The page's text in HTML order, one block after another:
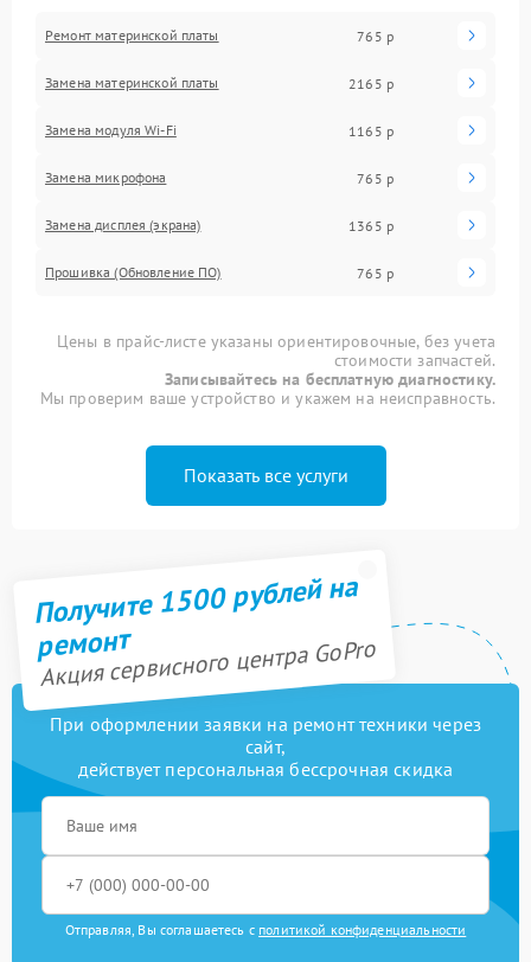
Ремонт материнской платы 765 р
Замена материнской платы 2165 р
Замена модуля Wi-Fi 1165 р
Замена микрофона 765 р
Замена дисплея (экрана) 1365 р
Прошивка (Обновление ПО) 765 р
Цены в прайс-листе указаны ориентировочные, без учета
стоимости запчастей.
Записывайтесь на бесплатную диагностику.
Мы проверим ваше устройство и укажем на неисправность.
Показать все услуги
Получите 1500 рублей на
ремонт
Акция сервисного центра GoPro
При оформлении заявки на ремонт техники через
сайт,
действует персональная бессрочная скидка
Отправляя, Вы соглашаетесь с политикой конфиденциальности